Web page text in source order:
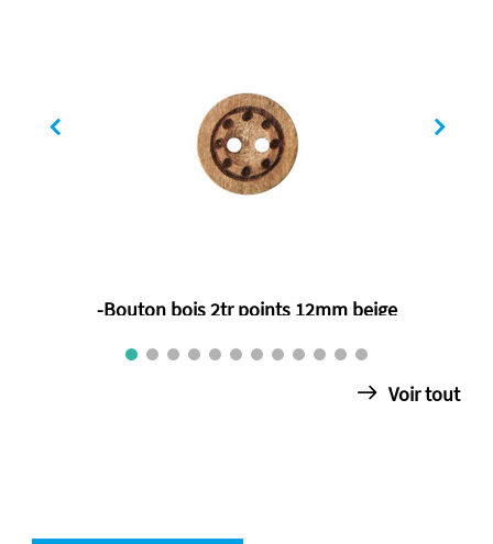
-Bouton bois 2tr points 12mm beige
Voir tout